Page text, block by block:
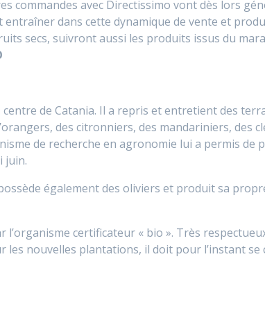
commandes avec Directissimo vont dès lors
dans cette dynamique de vente et
secs, suivront aussi les produits issus du
de Catania. Il a repris et entretient des
des citronniers, des mandariniers, des
de recherche en agronomie lui a permis de
juin.
également des oliviers et produit sa
certificateur « bio ». Très
nouvelles plantations, il doit pour l’instant